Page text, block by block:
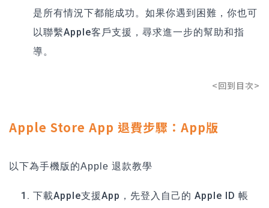
是所有情況下都能成功。如果你遇到困難，你也可
以聯繫Apple客戶支援，尋求進一步的幫助和指
導。
<回到目次>
Apple Store App 退費步驟：App版
以下為手機版的Apple 退款教學
下載Apple支援App，先登入自己的 Apple ID 帳